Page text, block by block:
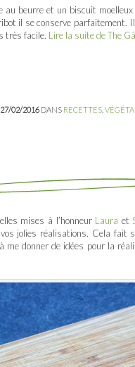
au beurre et un biscuit
il se conserve parfaitement.
très facile. Lire la suite de The
02/2016DANS RECETTES
mises à l’honneur Laura et
jolies réalisations. Cela fait
me donner de idées pour la